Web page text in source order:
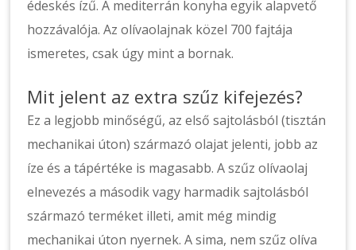
édeskés ízű. A mediterrán konyha egyik alapvető
hozzávalója. Az olívaolajnak közel 700 fajtája
ismeretes, csak úgy mint a bornak.
Mit jelent az extra szűz kifejezés?
Ez a legjobb minőségű, az első sajtolásból (tisztán
mechanikai úton) származó olajat jelenti, jobb az
íze és a tápértéke is magasabb. A szűz olívaolaj
elnevezés a második vagy harmadik sajtolásból
származó terméket illeti, amit még mindig
mechanikai úton nyernek. A sima, nem szűz olíva